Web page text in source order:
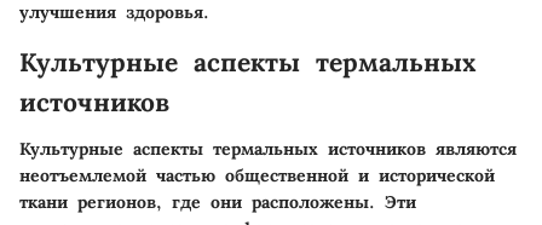
улучшения здоровья.
Культурные аспекты термальных
источников
Культурные аспекты термальных источников являются
неотъемлемой частью общественной и исторической
ткани регионов, где они расположены. Эти